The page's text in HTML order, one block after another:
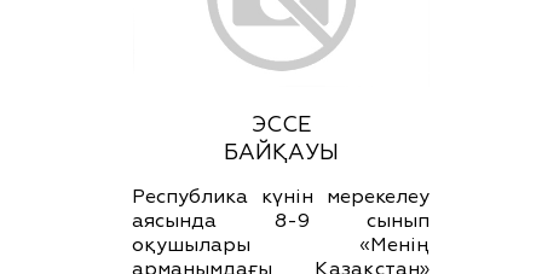
ЭССЕ
БАЙҚАУЫ
Республика күнін мерекелеу
аясында 8-9 сынып
оқушылары «Менің
арманымдағы Қазақстан»